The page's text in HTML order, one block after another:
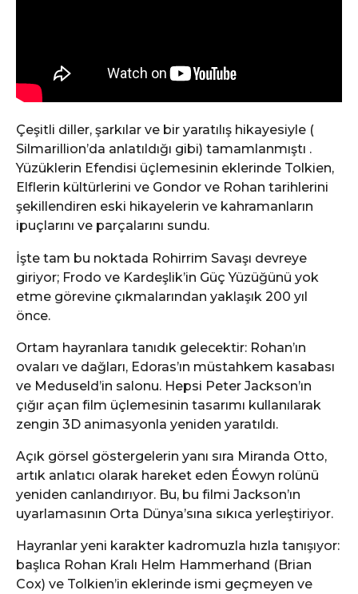
Çeşitli diller, şarkılar ve bir yaratılış hikayesiyle (
Silmarillion’da anlatıldığı gibi) tamamlanmıştı .
Yüzüklerin Efendisi üçlemesinin eklerinde Tolkien,
Elflerin kültürlerini ve Gondor ve Rohan tarihlerini
şekillendiren eski hikayelerin ve kahramanların
ipuçlarını ve parçalarını sundu.
İşte tam bu noktada Rohirrim Savaşı devreye
giriyor; Frodo ve Kardeşlik’in Güç Yüzüğünü yok
etme görevine çıkmalarından yaklaşık 200 yıl
önce.
Ortam hayranlara tanıdık gelecektir: Rohan’ın
ovaları ve dağları, Edoras’ın müstahkem kasabası
ve Meduseld’in salonu. Hepsi Peter Jackson’ın
çığır açan film üçlemesinin tasarımı kullanılarak
zengin 3D animasyonla yeniden yaratıldı.
Açık görsel göstergelerin yanı sıra Miranda Otto,
artık anlatıcı olarak hareket eden Éowyn rolünü
yeniden canlandırıyor. Bu, bu filmi Jackson’ın
uyarlamasının Orta Dünya’sına sıkıca yerleştiriyor.
Hayranlar yeni karakter kadromuzla hızla tanışıyor:
başlıca Rohan Kralı Helm Hammerhand (Brian
Cox) ve Tolkien’in eklerinde ismi geçmeyen ve